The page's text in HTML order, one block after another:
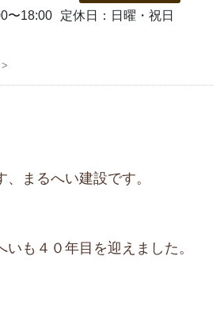
〜18:00 定休日： 日曜・祝日
まるへい建設です。
いも４０年目を迎えました。